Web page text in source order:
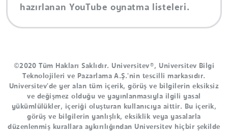
hazırlanan YouTube oynatma listeleri.
©2020 Tüm Hakları Saklıdır. Universitev®, Universitev Bilgi
Teknolojileri ve Pazarlama A.Ş.'nin tescilli markasıdır.
Universitev'de yer alan tüm içerik, görüş ve bilgilerin eksiksiz
ve değişmez olduğu ve yayınlanmasıyla ilgili yasal
yükümlülükler, içeriği oluşturan kullanıcıya aittir. Bu içerik,
görüş ve bilgilerin yanlışlık, eksiklik veya yasalarla
düzenlenmiş kurallara aykırılığından Universitev hiçbir şekilde